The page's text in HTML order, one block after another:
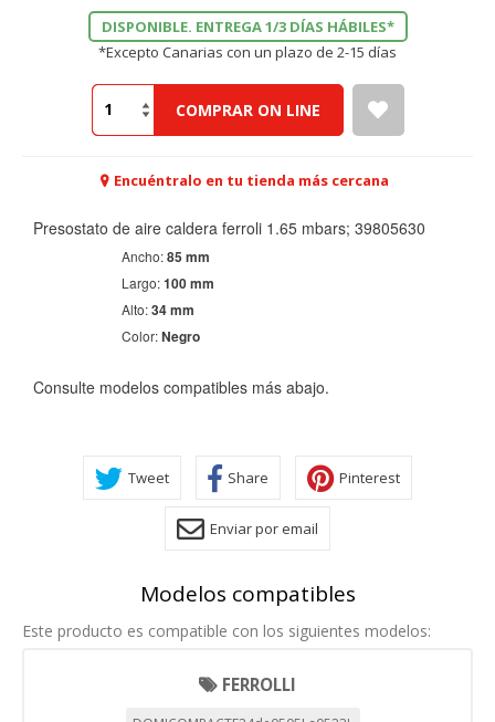
DISPONIBLE. ENTREGA 1/3 DÍAS HÁBILES*
*Excepto Canarias con un plazo de 2-15 días
COMPRAR ON LINE
Encuéntralo en tu tienda más cercana
Presostato de aire caldera ferroli 1.65 mbars; 39805630
Ancho:85 mm
Largo:100 mm
Alto:34 mm
Color:Negro
Consulte modelos compatibles más abajo.
Tweet Share Pinterest
Enviar por email
Modelos compatibles
Este producto es compatible con los siguientes modelos:
FERROLLI
CONFIGURACIÓN DE COOKIES
HABILITAR TODO RECHAZAR TODO
Cookies necesarias
funcione y no se pueden desactivar en nuestros sistemas.